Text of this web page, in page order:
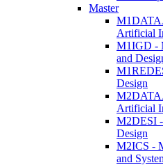
Master
Artificial
M1IGD -
and
Design
Artificial
M2DESI
Design
M2ICS -
and